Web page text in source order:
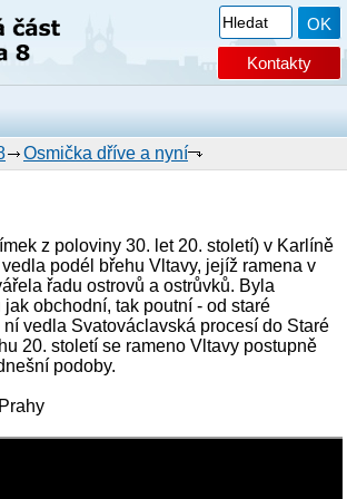
Kontakty
Osmička dříve a nyní
z poloviny 30. let 20. století) v Karlíně
podél břehu Vltavy, jejíž ramena v
řadu ostrovů a ostrůvků. Byla
obchodní, tak poutní - od staré
vedla Svatováclavská procesí do Staré
20. století se rameno Vltavy postupně
podoby.